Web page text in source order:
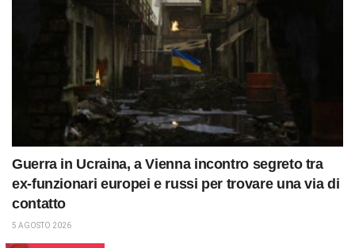
Guerra in Ucraina, a Vienna incontro segreto tra
ex-funzionari europei e russi per trovare una via di
contatto
5 AGOSTO 2026